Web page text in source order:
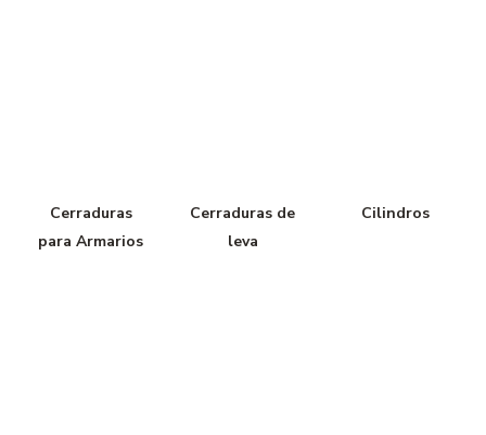
Cerraduras
para Armarios
Cerraduras de
leva
Cilindros